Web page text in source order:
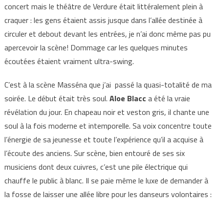
concert mais le théâtre de Verdure était littéralement plein à
craquer : les gens étaient assis jusque dans l’allée destinée à
circuler et debout devant les entrées, je n’ai donc même pas pu
apercevoir la scène! Dommage car les quelques minutes
écoutées étaient vraiment ultra-swing.
C’est à la scène Masséna que j’ai passé la quasi-totalité de ma
soirée. Le début était très soul. Aloe Blacc a été la vraie
révélation du jour. En chapeau noir et veston gris, il chante une
soul à la fois moderne et intemporelle. Sa voix concentre toute
l’énergie de sa jeunesse et toute l’expérience qu’il a acquise à
l’écoute des anciens. Sur scène, bien entouré de ses six
musiciens dont deux cuivres, c’est une pile électrique qui
chauffe le public à blanc. Il se paie même le luxe de demander à
la fosse de laisser une allée libre pour les danseurs volontaires :